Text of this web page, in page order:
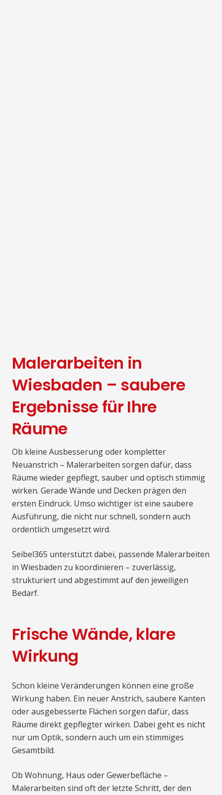
Malerarbeiten in
Wiesbaden – saubere
Ergebnisse für Ihre
Räume
Ob kleine Ausbesserung oder kompletter
Neuanstrich – Malerarbeiten sorgen dafür, dass
Räume wieder gepflegt, sauber und optisch stimmig
wirken. Gerade Wände und Decken prägen den
ersten Eindruck. Umso wichtiger ist eine saubere
Ausführung, die nicht nur schnell, sondern auch
ordentlich umgesetzt wird.
Seibel365 unterstützt dabei, passende Malerarbeiten
in Wiesbaden zu koordinieren – zuverlässig,
strukturiert und abgestimmt auf den jeweiligen
Bedarf.
Frische Wände, klare
Wirkung
Schon kleine Veränderungen können eine große
Wirkung haben. Ein neuer Anstrich, saubere Kanten
oder ausgebesserte Flächen sorgen dafür, dass
Räume direkt gepflegter wirken. Dabei geht es nicht
nur um Optik, sondern auch um ein stimmiges
Gesamtbild.
Ob Wohnung, Haus oder Gewerbefläche –
Malerarbeiten sind oft der letzte Schritt, der den